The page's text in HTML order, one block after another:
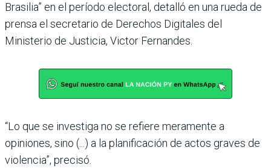
Brasilia” en el período electoral, detalló en una rueda de
prensa el secretario de Derechos Digitales del
Ministerio de Justicia, Victor Fernandes.
“Lo que se investiga no se refiere meramente a
opiniones, sino (...) a la planificación de actos graves de
violencia”, precisó.